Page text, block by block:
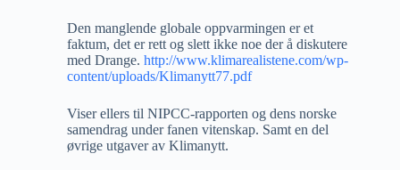
Den manglende globale oppvarmingen er et
faktum, det er rett og slett ikke noe der å diskutere
med Drange. http://www.klimarealistene.com/wp-
content/uploads/Klimanytt77.pdf
Viser ellers til NIPCC-rapporten og dens norske
samendrag under fanen vitenskap. Samt en del
øvrige utgaver av Klimanytt.